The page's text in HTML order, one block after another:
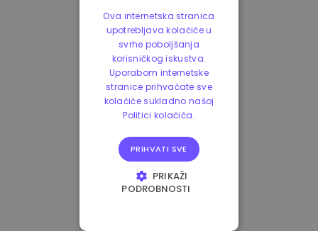
Ova internetska stranica
upotrebljava kolačiće u
svrhe poboljšanja
korisničkog iskustva.
Uporabom internetske
stranice prihvaćate sve
kolačiće sukladno našoj
Politici kolačića.
PRIHVATI SVE
PRIKAŽI
PODROBNOSTI